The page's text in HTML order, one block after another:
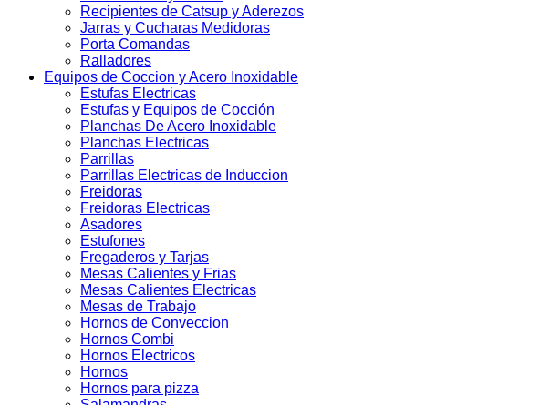
Recipientes de Catsup y Aderezos
Jarras y Cucharas Medidoras
Porta Comandas
Ralladores
Equipos de Coccion y Acero Inoxidable
Estufas Electricas
Estufas y Equipos de Cocción
Planchas De Acero Inoxidable
Planchas Electricas
Parrillas
Parrillas Electricas de Induccion
Freidoras
Freidoras Electricas
Asadores
Estufones
Fregaderos y Tarjas
Mesas Calientes y Frias
Mesas Calientes Electricas
Mesas de Trabajo
Hornos de Conveccion
Hornos Combi
Hornos Electricos
Hornos
Hornos para pizza